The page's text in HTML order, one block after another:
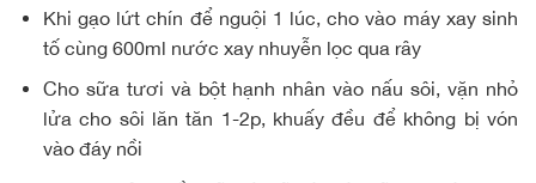
Khi gạo lứt chín để nguội 1 lúc, cho vào máy xay sinh
tố cùng 600ml nước xay nhuyễn lọc qua rây
Cho sữa tươi và bột hạnh nhân vào nấu sôi, vặn nhỏ
lửa cho sôi lăn tăn 1-2p, khuấy đều để không bị vón
vào đáy nồi